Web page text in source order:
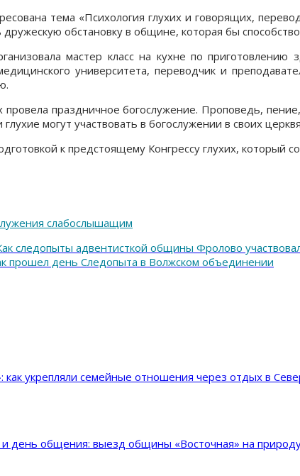
тема «Психология глухих и говорящих,
обстановку в общине, которая бы
мастер класс на кухне по
университета, переводчик и
провела праздничное богослужение. Проповедь,
могут участвовать в богослужении в своих
к предстоящему Конгрессу глухих, который
слабослышащим
следопыты адвентисткой общины Фролово
прошел день Следопыта в Волжском объединении
как укрепляли семейные отношения через отдых в
день общения: выезд общины «Восточная» на